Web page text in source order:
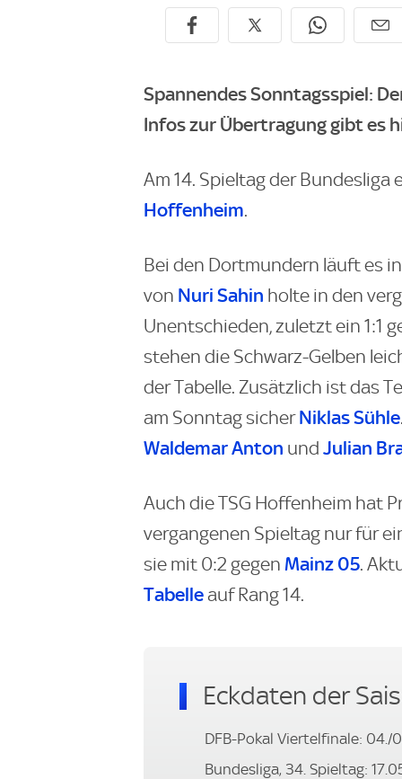
Spannendes Sonntagsspiel:
Infos zur Übertragung gibt es
Am 14. Spieltag der Bundesliga
Hoffenheim.
Bei den Dortmundern läuft es
von Nuri Sahin holte in den
Unentschieden, zuletzt ein 1:1
stehen die Schwarz-Gelben
der Tabelle. Zusätzlich ist das
am Sonntag sicherNiklas Sühle
Waldemar Anton und Julian
Auch die TSG Hoffenheim hat
vergangenen Spieltag nur für
sie mit 0:2 gegen Mainz 05.
Tabelleauf Rang 14.
Eckdaten der
DFB-Pokal Viertelfinale: 04./
Bundesliga, 34. Spieltag: